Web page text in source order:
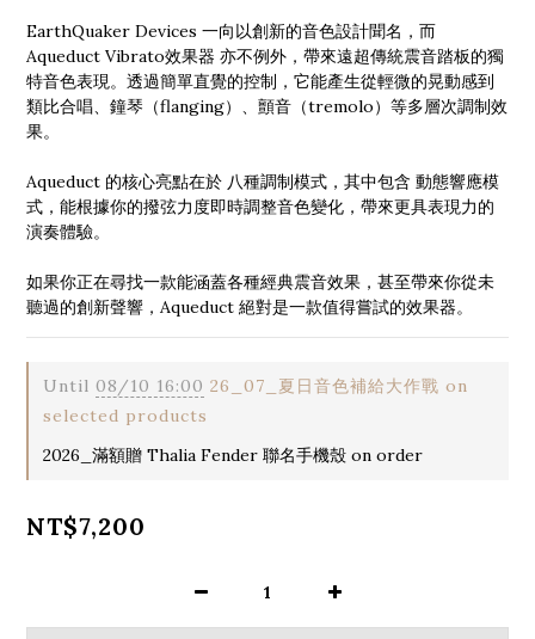
EarthQuaker Devices 一向以創新的音色設計聞名，而
Aqueduct Vibrato效果器 亦不例外，帶來遠超傳統震音踏板的獨
特音色表現。透過簡單直覺的控制，它能產生從輕微的晃動感到
類比合唱、鐘琴（flanging）、顫音（tremolo）等多層次調制效
果。
Aqueduct 的核心亮點在於 八種調制模式，其中包含 動態響應模
式，能根據你的撥弦力度即時調整音色變化，帶來更具表現力的
演奏體驗。
如果你正在尋找一款能涵蓋各種經典震音效果，甚至帶來你從未
聽過的創新聲響，Aqueduct 絕對是一款值得嘗試的效果器。
Until 08/10 16:00 26_07_夏日音色補給大作戰 on
selected products
2026_滿額贈 Thalia Fender 聯名手機殼 on order
NT$7,200